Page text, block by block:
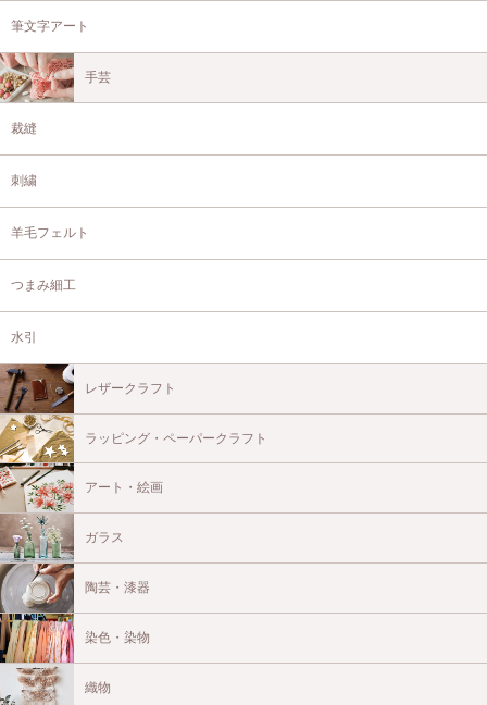
筆文字アート
手芸
裁縫
刺繍
羊毛フェルト
つまみ細工
水引
レザークラフト
ラッピング・ペーパークラフト
アート・絵画
ガラス
陶芸・漆器
染色・染物
織物